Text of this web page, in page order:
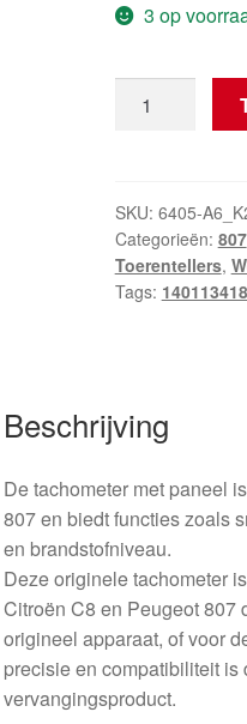
3 op
Citroën
C8
Peugeot
807
SKU: 6405-
Categorieën: 807
Toerentellers,
Tags:
Beschrijving
De tachometer met paneel
807 en biedt functies zoals
en brandstofniveau.
Deze originele tachometer
Citroën C8 en Peugeot 807
origineel apparaat, of voor
precisie en compatibiliteit
vervangingsproduct.